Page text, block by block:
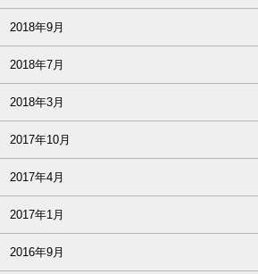
2018年9月
2018年7月
2018年3月
2017年10月
2017年4月
2017年1月
2016年9月